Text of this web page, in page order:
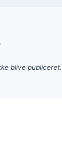
blive publiceret.